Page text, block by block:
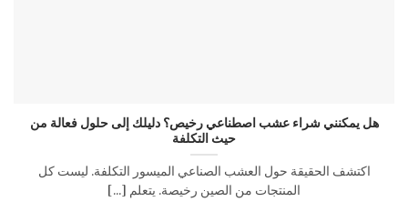
هل يمكنني شراء عشب اصطناعي رخيص؟ دليلك إلى حلول فعالة من
حيث التكلفة
اكتشف الحقيقة حول العشب الصناعي الميسور التكلفة. ليست كل
المنتجات من الصين رخيصة. يتعلم [...]